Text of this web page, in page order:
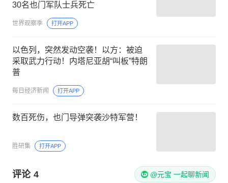
30名也门军队士兵死亡
世界观察季 打开APP
以色列，突然发动空袭！以方：被迫
采取武力行动！内塔尼亚胡“叫板”特朗
普
每日经济新闻 打开APP
数百死伤，也门导弹突袭沙特军营！
胜研集 打开APP
评论 4 @元宝 一起聊新闻